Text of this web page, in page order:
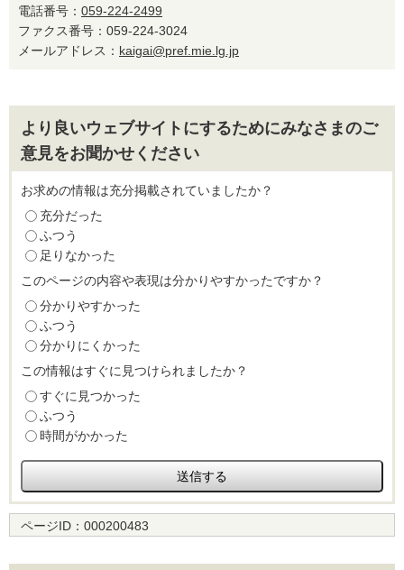
電話番号： 059-224-2499
ファクス番号：059-224-3024
メールアドレス： kaigai@pref.mie.lg.jp
より良いウェブサイトにするためにみなさまのご
意見をお聞かせください
お求めの情報は充分掲載されていましたか？
充分だった
ふつう
足りなかった
このページの内容や表現は分かりやすかったですか？
分かりやすかった
ふつう
分かりにくかった
この情報はすぐに見つけられましたか？
すぐに見つかった
ふつう
時間がかかった
ページID： 000200483